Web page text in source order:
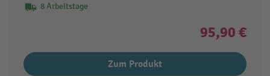
8 Arbeitstage
95,90 €
Zum Produkt